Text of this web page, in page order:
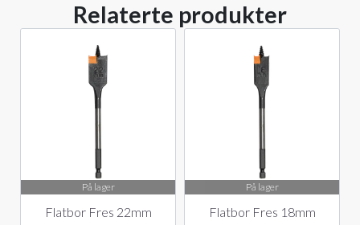
Relaterte produkter
På lager
Flatbor Fres 22mm
På lager
Flatbor Fres 18mm